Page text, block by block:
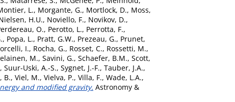
L., Morgante, G., Mortlock, D., Moss,
H.U., Noviello, F., Novikov, D.,
O., Perotto, L., Perrotta, F.,
, Popa, L., Pratt, G.W., Prezeau, G., Prunet,
I., Rocha, G., Rosset, C., Rossetti, M.,
M., Savini, G., Schaefer, B.M., Scott,
, Suur-Uski, A.-S., Sygnet, J.-F., Tauber, J.A.,
B., Viel, M., Vielva, P., Villa, F., Wade, L.A.,
and modified gravity. Astronomy &